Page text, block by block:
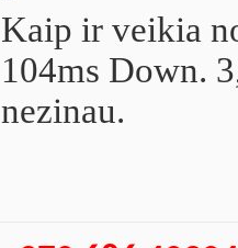
Kaip ir veikia
104ms Down.
nezinau.